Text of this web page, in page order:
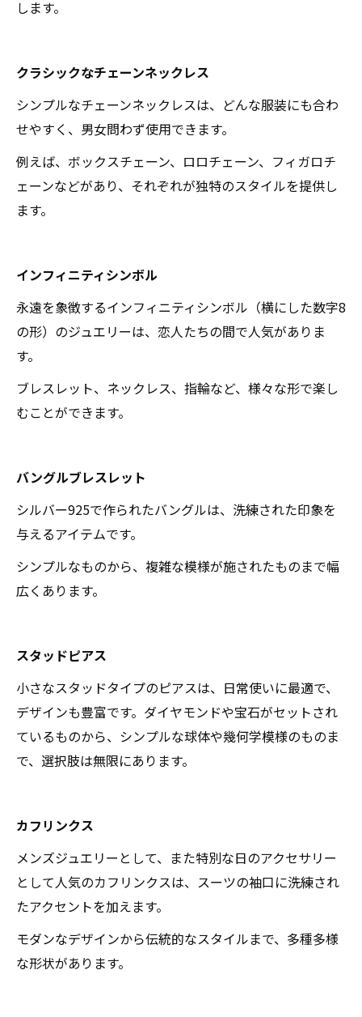
します。
クラシックなチェーンネックレス
シンプルなチェーンネックレスは、どんな服装にも合わ
せやすく、男女問わず使用できます。
例えば、ボックスチェーン、ロロチェーン、フィガロチ
ェーンなどがあり、それぞれが独特のスタイルを提供し
ます。
インフィニティシンボル
永遠を象徴するインフィニティシンボル（横にした数字8
の形）のジュエリーは、恋人たちの間で人気がありま
す。
ブレスレット、ネックレス、指輪など、様々な形で楽し
むことができます。
バングルブレスレット
シルバー925で作られたバングルは、洗練された印象を
与えるアイテムです。
シンプルなものから、複雑な模様が施されたものまで幅
広くあります。
スタッドピアス
小さなスタッドタイプのピアスは、日常使いに最適で、
デザインも豊富です。ダイヤモンドや宝石がセットされ
ているものから、シンプルな球体や幾何学模様のものま
で、選択肢は無限にあります。
カフリンクス
メンズジュエリーとして、また特別な日のアクセサリー
として人気のカフリンクスは、スーツの袖口に洗練され
たアクセントを加えます。
モダンなデザインから伝統的なスタイルまで、多種多様
な形状があります。